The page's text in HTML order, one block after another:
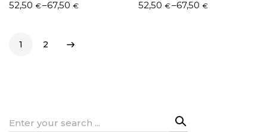
52,50 €–67,50€
Price
through
52,50 €–67,50 €
Price
1 2
Search